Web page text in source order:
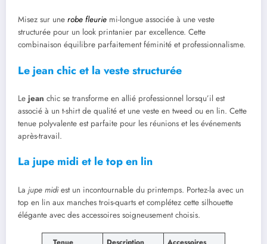
Misez sur une robe fleurie mi-longue associée à une veste
structurée pour un look printanier par excellence. Cette
combinaison équilibre parfaitement féminité et professionnalisme.
Le jean chic et la veste structurée
Le jean chic se transforme en allié professionnel lorsqu’il est
associé à un t-shirt de qualité et une veste en tweed ou en lin. Cette
tenue polyvalente est parfaite pour les réunions et les événements
après-travail.
La jupe midi et le top en lin
La jupe midiest un incontournable du printemps. Portez-la avec un
top en lin aux manches trois-quarts et complétez cette silhouette
élégante avec des accessoires soigneusement choisis.